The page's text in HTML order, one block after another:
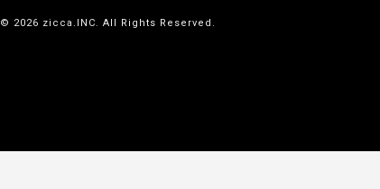
© 2026 zicca.INC. All Rights Reserved.